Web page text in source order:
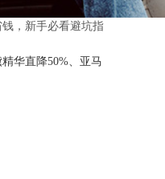
，新手必看避坑指
华直降50%、亚马